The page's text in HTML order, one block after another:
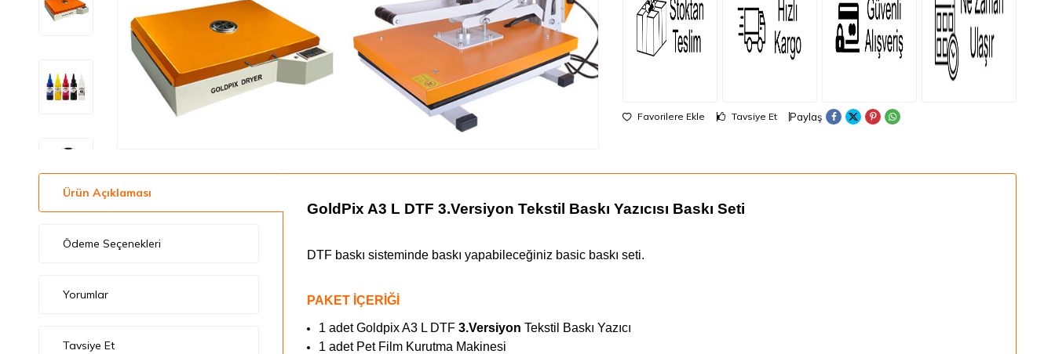
Favorilere Ekle Tavsiye Et Paylaş
Ürün Açıklaması
Ödeme Seçenekleri
Yorumlar
Tavsiye Et
GoldPix A3 L DTF 3.Versiyon Tekstil Baskı Yazıcısı Baskı Seti
DTF baskı sisteminde baskı yapabileceğiniz basic baskı seti.
PAKET İÇERİĞİ
1 adet Goldpix A3 L DTF3.Versiyon Tekstil Baskı Yazıcı
1 adet Pet Film Kurutma Makinesi